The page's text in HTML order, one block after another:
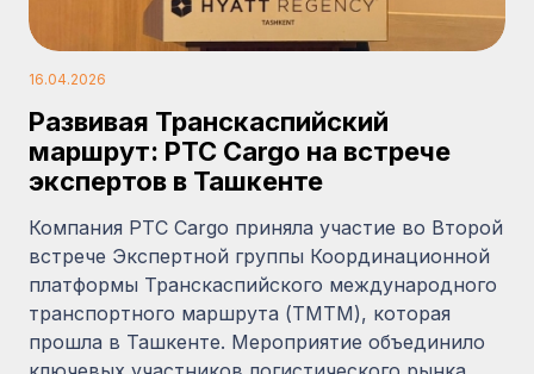
16.04.2026
Развивая Транскаспийский
маршрут: PTC Cargo на встрече
экспертов в Ташкенте
Компания PTC Cargo приняла участие во Второй
встрече Экспертной группы Координационной
платформы Транскаспийского международного
транспортного маршрута (ТМТМ), которая
прошла в Ташкенте. Мероприятие объединило